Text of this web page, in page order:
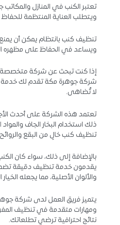
تعتبر الكنب في المنازل والمكاتب
ويتطلب العناية المنتظمة
تنظيف كنب بانتظام يمكن أن يمنع
ويساعد في الحفاظ على مظهره
إذا كنت تبحث عن شركة متخصصة
شركة جوهرة مكة تقدم لك
لا تُضاهى.
تعتمد هذه الشركة على أحدث
ذلك استخدام البخار الجاف
تنظيف كنب خالٍ من البقع
بالإضافة إلى ذلك، سواء كان
يقدمون خدمة تنظيف دقيقة
والألوان الأصلية، مما يجعله
يتميز فريق العمل لدى شركة
ومهارات متقدمة في تنظيف
نتائج احترافية ترضي تطلعاتك.